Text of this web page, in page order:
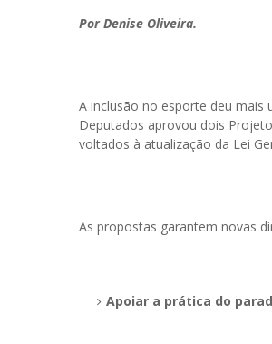
Por Denise Oliveira.
A inclusão no esporte deu mais
Deputados aprovou dois
voltados à atualização da Lei
As propostas garantem novas
Apoiar a prática do